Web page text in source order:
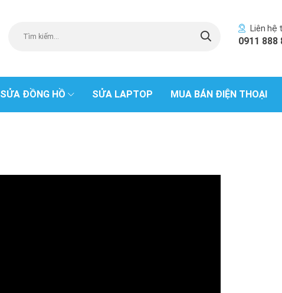
Liên hệ
0911 888
SỬA ĐỒNG HỒ SỬA LAPTOP MUA BÁN ĐIỆN THOẠI